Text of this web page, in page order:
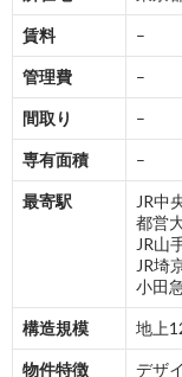
賃料 –
管理費 –
間取り –
専有面積 –
最寄駅
JR中
都営
JR山
JR埼
小田
構造規模 地上
物件特徴 デザ